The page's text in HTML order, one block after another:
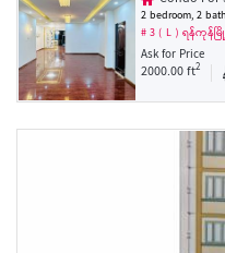
2 bedroom, 2
# 3 ( L ) ရန်ကုန်
Ask for Price
2000.00 ft2